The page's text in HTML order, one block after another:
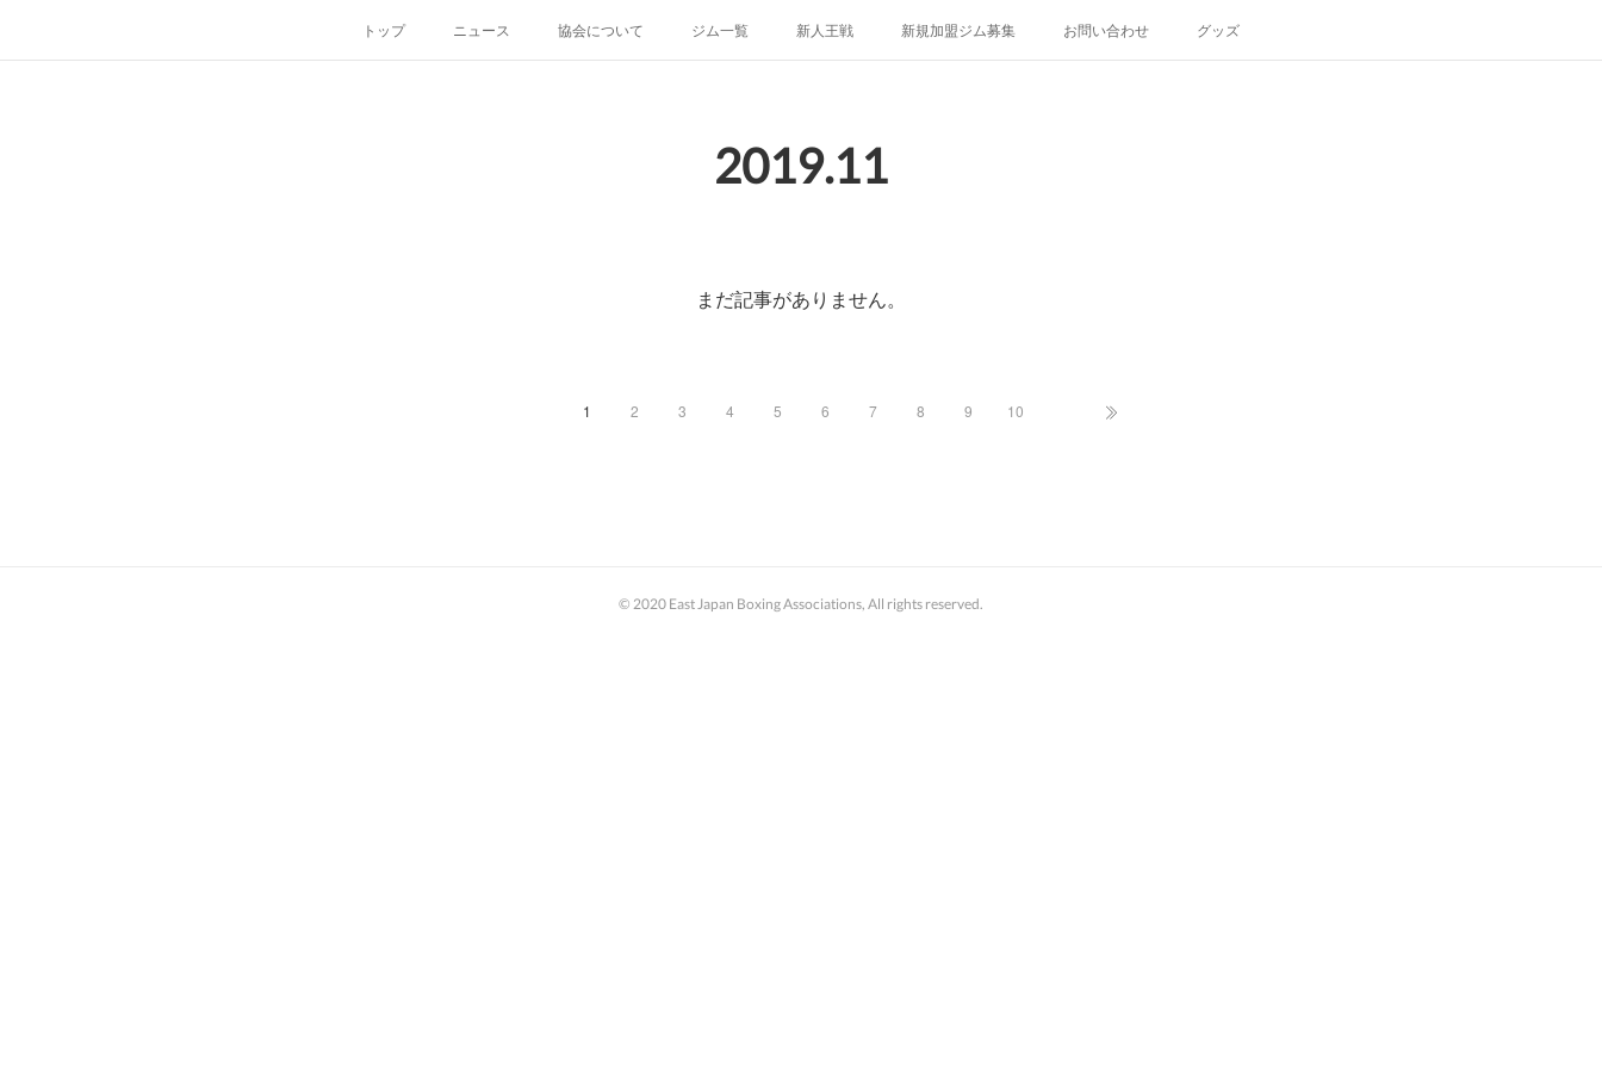
トップ ニュース 協会について ジム一覧 新人王戦 新規加盟ジム募集 お問い合わせ グッズ
2019.11
まだ記事がありません。
1 2 3 4 5 6 7 8 9 10
© 2020 East Japan Boxing Associations, All rights reserved.